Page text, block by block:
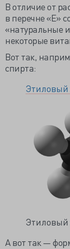
В отличие от
в перечне «Е»
«натуральные
некоторые
Вот так,
спирта:
Этиловый
Этиловый
А вот так —